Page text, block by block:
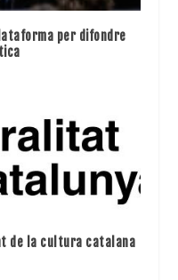
per difondre
de la cultura catalana